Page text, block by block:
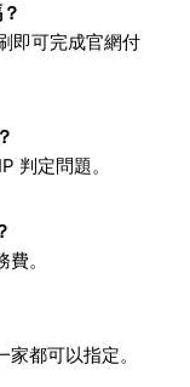
即可完成官網付
判定問題。
。
都可以指定。